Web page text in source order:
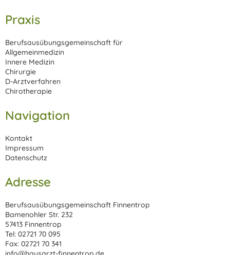
Praxis
Berufsausübungsgemeinschaft für
Allgemeinmedizin
Innere Medizin
Chirurgie
D-Arztverfahren
Chirotherapie
Navigation
Kontakt
Impressum
Datenschutz
Adresse
Berufsausübungsgemeinschaft Finnentrop
Bamenohler Str. 232
57413 Finnentrop
Tel: 02721 70 095
Fax: 02721 70 341